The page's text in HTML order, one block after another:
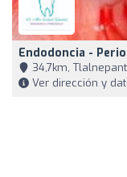
Endodoncia -
34,7km,
Ver dirección y